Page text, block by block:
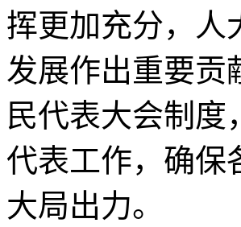
挥更加充分，人
发展作出重要贡
民代表大会制
代表工作，确保
大局出力。